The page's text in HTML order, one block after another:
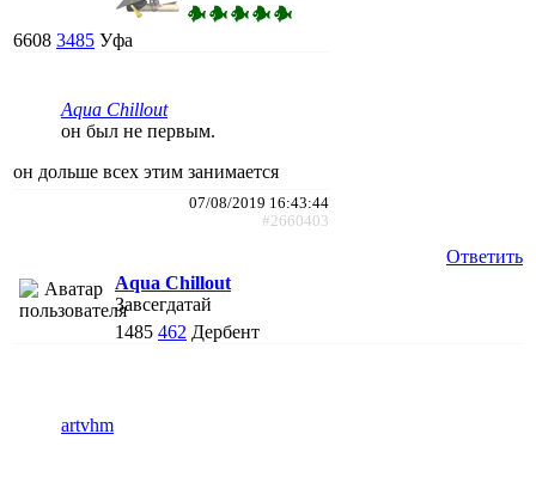
6608 3485 Уфа
Aqua Chillout
он был не первым.
он дольше всех этим занимается
07/08/2019 16:43:44
#2660403
Ответить
Aqua Chillout
Завсегдатай
1485 462 Дербент
artvhm